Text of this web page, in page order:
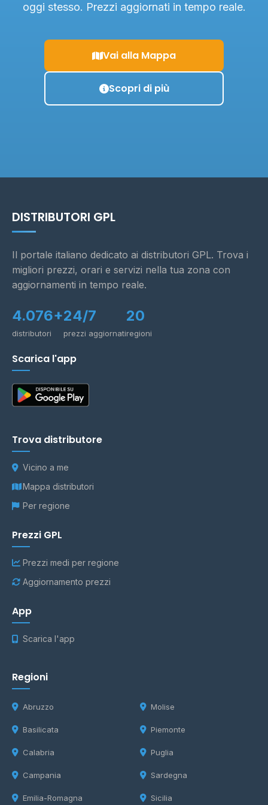
oggi stesso. Prezzi aggiornati in tempo reale.
Vai alla Mappa
Scopri di più
DISTRIBUTORI GPL
Il portale italiano dedicato ai distributori GPL. Trova i
migliori prezzi, orari e servizi nella tua zona con
aggiornamenti in tempo reale.
4.076+
distributori
24/7
prezzi aggiornati
20
regioni
Scarica l'app
Trova distributore
Vicino a me
Mappa distributori
Per regione
Prezzi GPL
Prezzi medi per regione
Aggiornamento prezzi
App
Scarica l'app
Regioni
Abruzzo
Basilicata
Calabria
Campania
Emilia-Romagna
Molise
Piemonte
Puglia
Sardegna
Sicilia